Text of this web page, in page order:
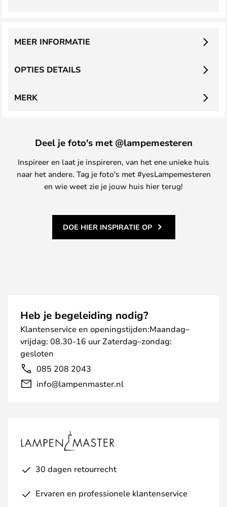
OPTIES DETAILS
MEER INFORMATIE
MERK
Deel je foto's met @lampemesteren
Inspireer en laat je inspireren, van het ene unieke huis
naar het andere. Tag je foto's met #yesLampemesteren
en wie weet zie je jouw huis hier terug!
DOE HIER INSPIRATIE OP
Heb je begeleiding nodig?
Klantenservice en openingstijden:Maandag–
vrijdag: 08.30-16 uur Zaterdag–zondag:
gesloten
085 208 2043
info@lampenmaster.nl
30 dagen retourrecht
Ervaren en professionele klantenservice